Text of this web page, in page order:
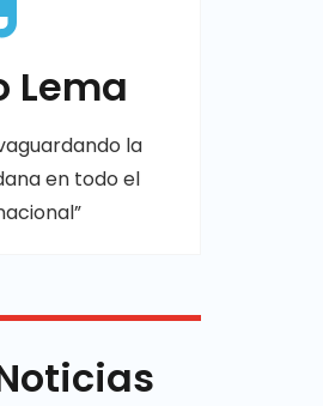
Lema
la
en todo el